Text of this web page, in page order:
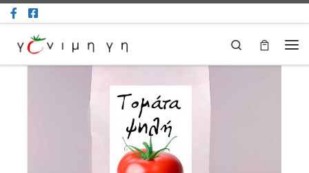
Μετάβαση στο περιεχόμενο
Search